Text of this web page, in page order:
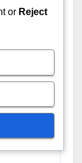
Required
or Reject